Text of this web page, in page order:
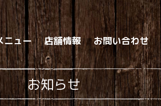
ニュー 店舗情報 お問い合わせ
お知らせ